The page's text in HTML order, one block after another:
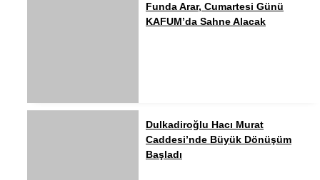
Funda Arar, Cumartesi Günü
KAFUM’da Sahne Alacak
Dulkadiroğlu Hacı Murat
Caddesi’nde Büyük Dönüşüm
Başladı